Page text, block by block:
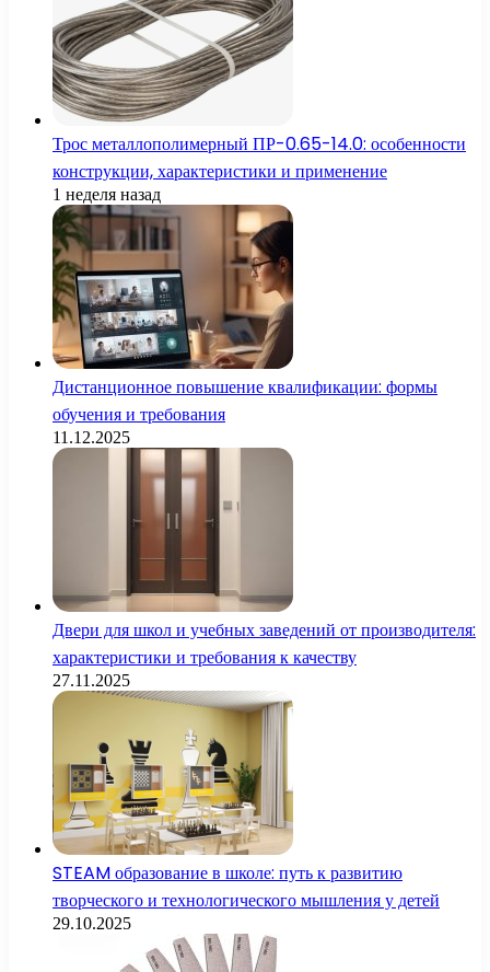
Трос металлополимерный ПР-0.65-14.0: особенности
конструкции, характеристики и применение
1 неделя назад
Дистанционное повышение квалификации: формы
обучения и требования
11.12.2025
Двери для школ и учебных заведений от производителя:
характеристики и требования к качеству
27.11.2025
STEAM образование в школе: путь к развитию
творческого и технологического мышления у детей
29.10.2025